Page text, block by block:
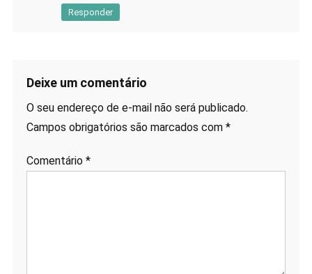
Responder
Deixe um comentário
O seu endereço de e-mail não será publicado.
Campos obrigatórios são marcados com *
Comentário *